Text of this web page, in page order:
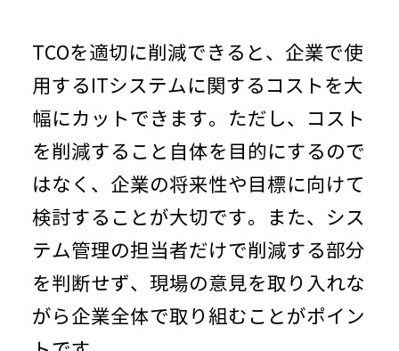
TCOを適切に削減できると、企業で使
用するITシステムに関するコストを大
幅にカットできます。ただし、コスト
を削減すること自体を目的にするので
はなく、企業の将来性や目標に向けて
検討することが大切です。また、シス
テム管理の担当者だけで削減する部分
を判断せず、現場の意見を取り入れな
がら企業全体で取り組むことがポイン